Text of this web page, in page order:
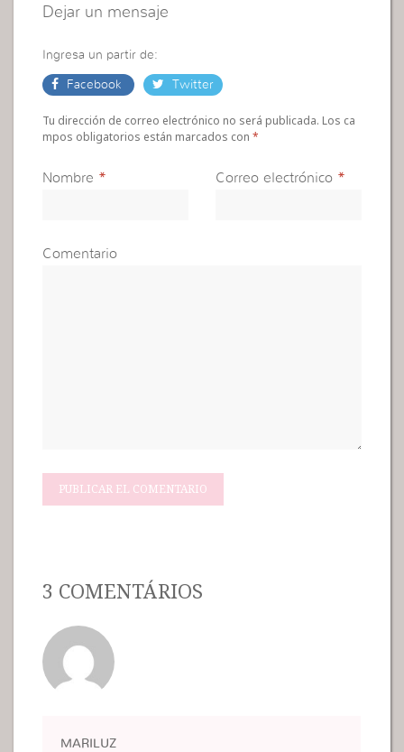
Dejar un mensaje
Ingresa un partir de:
Facebook Twitter
Tu dirección de correo electrónico no será publicada. Los ca
mpos obligatorios están marcados con*
Nombre * Correo electrónico *
Comentario
3 COMENTÁRIOS
MARILUZ